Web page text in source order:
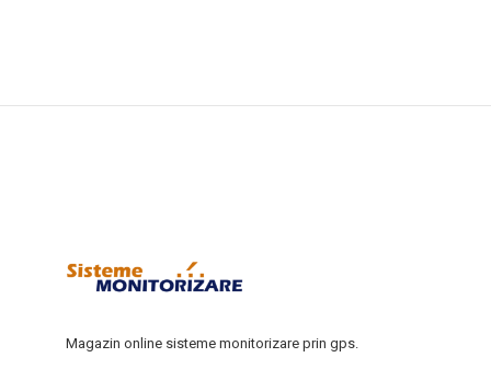
Magazin online sisteme monitorizare prin gps.